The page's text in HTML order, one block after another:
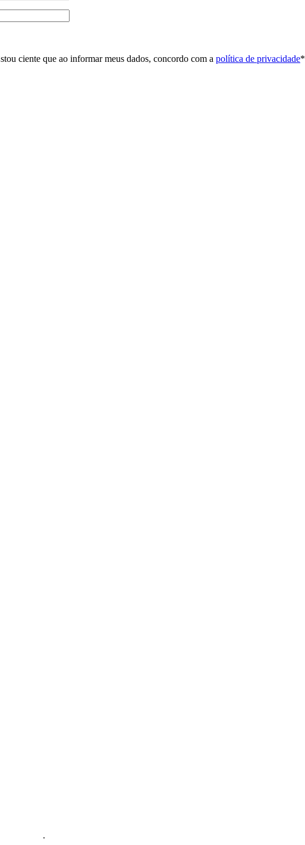
ciente que ao informar meus dados, concordo com a política de privacidade*
.